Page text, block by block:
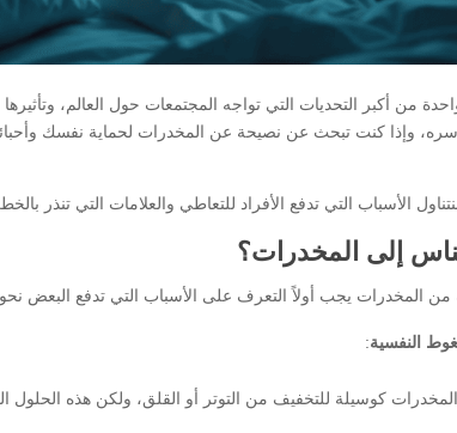
من أكبر التحديات التي تواجه المجتمعات حول العالم،
بأسره، وإذا كنت تبحث عن نصيحة عن المخدرات لحماية نفسك
الأسباب التي تدفع الأفراد للتعاطي والعلامات التي تنذر
إلى المخدرات؟
من المخدرات يجب أولاً التعرف على الأسباب التي تدفع البعض
النفسية:
المخدرات كوسيلة للتخفيف من التوتر أو القلق، ولكن هذه